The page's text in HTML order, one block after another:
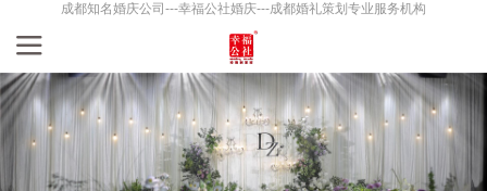
成都知名婚庆公司---幸福公社婚庆---成都婚礼策划专业服务机构